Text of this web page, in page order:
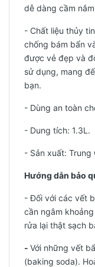
dễ dàng cầm
- Chất liệu thủy
chống bám bẩn
được vẻ đẹp và
sử dụng, mang
bạn.
- Dùng an toàn
- Dung tích: 1.3L.
- Sản xuất: Trung
Hướng dẫn bảo
- Đối với các vết
cần ngâm
rửa lại thật sạch
- Với những vết
(baking soda).